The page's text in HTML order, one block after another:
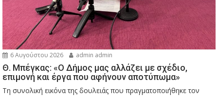
6 Αυγούστου 2026 admin admin
Θ. Μπέγκας: «Ο Δήμος μας αλλάζει με σχέδιο,
επιμονή και έργα που αφήνουν αποτύπωμα»
Τη συνολική εικόνα της δουλειάς που πραγματοποιήθηκε τον